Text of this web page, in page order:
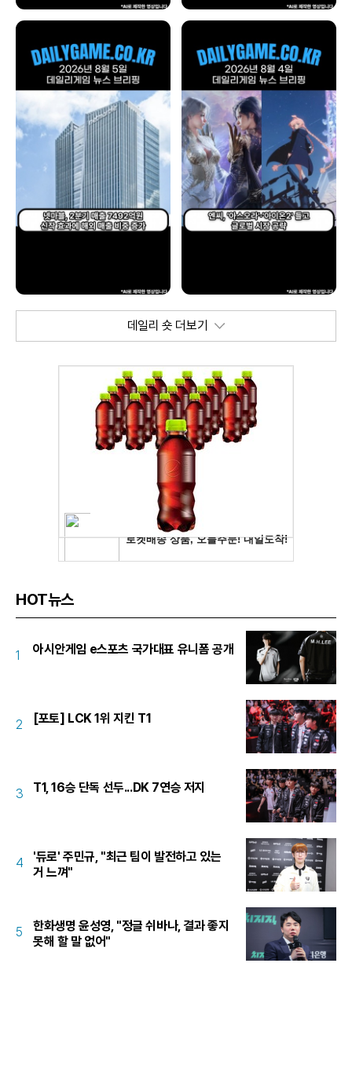
데일리 숏 더보기
HOT뉴스
1 아시안게임 e스포츠 국가대표 유니폼 공개
2 [포토] LCK 1위 지킨 T1
3 T1, 16승 단독 선두...DK 7연승 저지
4
'듀로' 주민규, "최근 팀이 발전하고 있는
거 느껴"
5
한화생명 윤성영, "정글 쉬바나, 결과 좋지
못해 할 말 없어"